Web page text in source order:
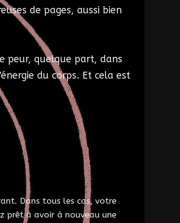
de pages, aussi bien
peur, quelque part, dans
du corps. Et cela est
Dans tous les cas, votre
prêt à avoir à nouveau une